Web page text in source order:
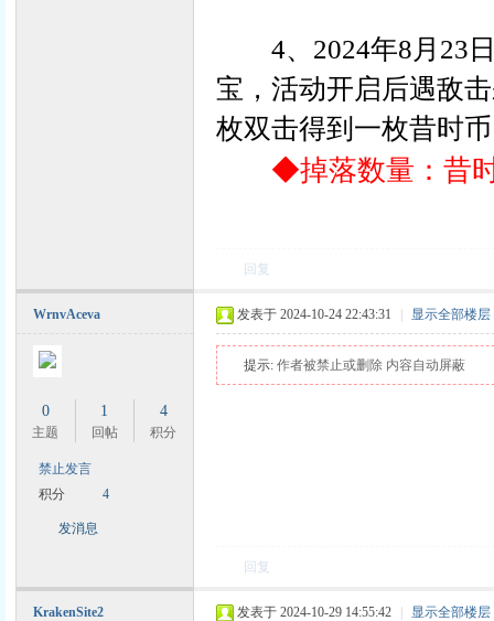
4、 2024年8月23
宝，活动开启后遇敌
枚双击得到一枚昔时
◆掉落数量：昔
回复
WrnvAceva
0
主题
1
回帖
4
积分
禁止发言
积分
4
发消息
发表于 2024-10-24 22:43:31 显示全部楼层
提示: 作者被禁止或删除 内容自动屏蔽
回复
KrakenSite2 发表于 2024-10-29 14:55:42 显示全部楼层